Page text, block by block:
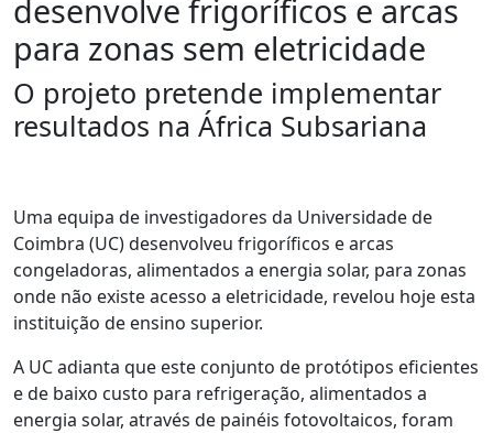
desenvolve frigoríficos e arcas
para zonas sem eletricidade
O projeto pretende implementar
resultados na África Subsariana
Uma equipa de investigadores da Universidade de
Coimbra (UC) desenvolveu frigoríficos e arcas
congeladoras, alimentados a energia solar, para zonas
onde não existe acesso a eletricidade, revelou hoje esta
instituição de ensino superior.
A UC adianta que este conjunto de protótipos eficientes
e de baixo custo para refrigeração, alimentados a
energia solar, através de painéis fotovoltaicos, foram